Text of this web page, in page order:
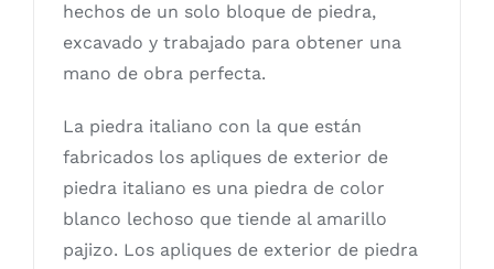
hechos de un solo bloque de piedra,
excavado y trabajado para obtener una
mano de obra perfecta.
La piedra italiano con la que están
fabricados los apliques de exterior de
piedra italiano es una piedra de color
blanco lechoso que tiende al amarillo
pajizo. Los apliques de exterior de piedra